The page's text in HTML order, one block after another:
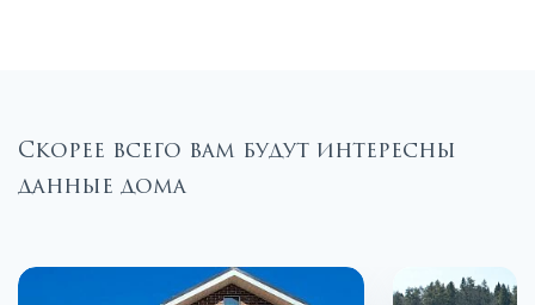
Скорее всего вам будут интересны
данные дома